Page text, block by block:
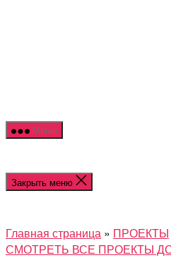
Меню
Закрыть меню
Главная страница » ПРОЕКТЫ
СМОТРЕТЬ ВСЕ ПРОЕКТЫ